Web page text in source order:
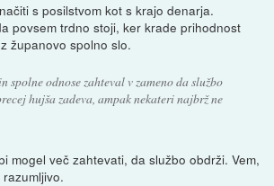
s posilstvom kot s krajo denarja.
povsem trdno stoji, ker krade prihodnost
županovo spolno slo.
spolne odnose zahteval v zameno da službo
hujša zadeva, ampak nekateri najbrž ne
mogel več zahtevati, da službo obdrži. Vem,